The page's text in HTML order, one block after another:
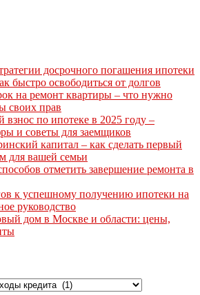
досрочного погашения ипотеки
быстро освободиться от долгов
на ремонт квартиры – что нужно
своих прав
взнос по ипотеке в 2025 году –
и советы для заемщиков
капитал – как сделать первый
для вашей семьи
отметить завершение ремонта в
к успешному получению ипотеки на
руководство
дом в Москве и области: цены,